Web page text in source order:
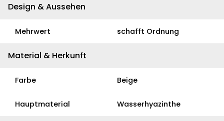
Design & Aussehen
Mehrwert schafft Ordnung
Material & Herkunft
Farbe Beige
Hauptmaterial Wasserhyazinthe